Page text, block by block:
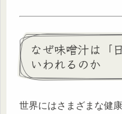
なぜ味噌汁は「
いわれるのか
世界にはさまざまな健